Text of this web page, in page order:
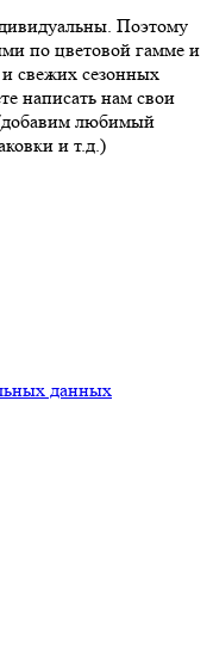
Поэтому
по цветовой гамме и
свежих сезонных
написать нам свои
любимый
и т.д.)
данных